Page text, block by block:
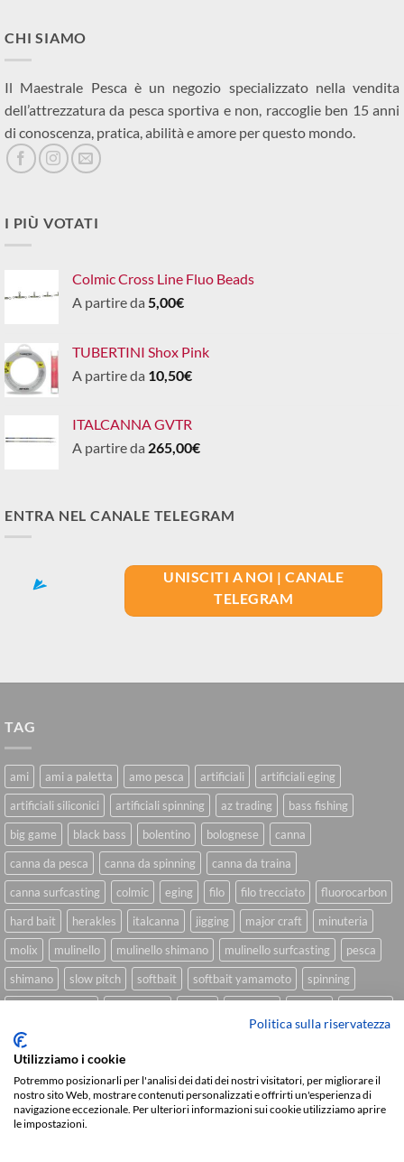
CHI SIAMO
Il Maestrale Pesca è un negozio specializzato nella vendita
dell’attrezzatura da pesca sportiva e non, raccoglie ben 15 anni
di conoscenza, pratica, abilità e amore per questo mondo.
I PIÙ VOTATI
Colmic Cross Line Fluo Beads
A partire da 5,00€
TUBERTINI Shox Pink
A partire da 10,50€
ITALCANNA GVTR
A partire da 265,00€
ENTRA NEL CANALE TELEGRAM
UNISCITI A NOI | CANALE
TELEGRAM
TAG
ami ami a paletta amo pesca artificiali
artificiali eging
artificiali siliconici
artificiali spinning az trading
bass fishing
big game
black bass bolentino bolognese
canna
canna da pesca
canna da spinning
canna da traina
canna surfcasting
colmic eging filo filo trecciato
fluorocarbon
hard bait
herakles italcanna jigging major craft
minuteria
molix
mulinello mulinello shimano mulinello surfcasting
pesca
shimano
slow pitch softbait softbait yamamoto
spinning
Sviluppato daWe Blink Design
Visa
PayPal Stripe MasterCard
Cash
Politica sulla riservatezza
Utilizziamo i cookie
Potremmo posizionarli per l'analisi dei dati dei nostri visitatori, per migliorare il
nostro sito Web, mostrare contenuti personalizzati e offrirti un'esperienza di
navigazione eccezionale. Per ulteriori informazioni sui cookie utilizziamo aprire
le impostazioni.